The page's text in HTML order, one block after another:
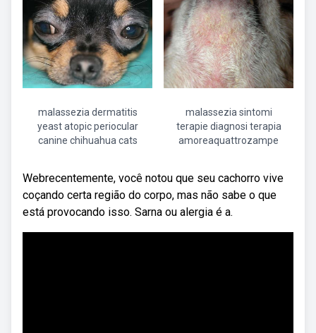
malassezia dermatitis
yeast atopic periocular
canine chihuahua cats
malassezia sintomi
terapie diagnosi terapia
amoreaquattrozampe
Webrecentemente, você notou que seu cachorro vive
coçando certa região do corpo, mas não sabe o que
está provocando isso. Sarna ou alergia é a.